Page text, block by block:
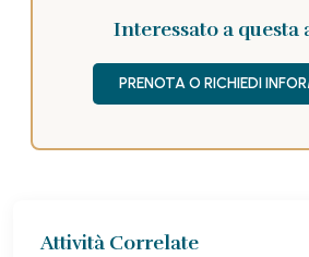
Interessato a questa
PRENOTA O RICHIEDI
Attività Correlate